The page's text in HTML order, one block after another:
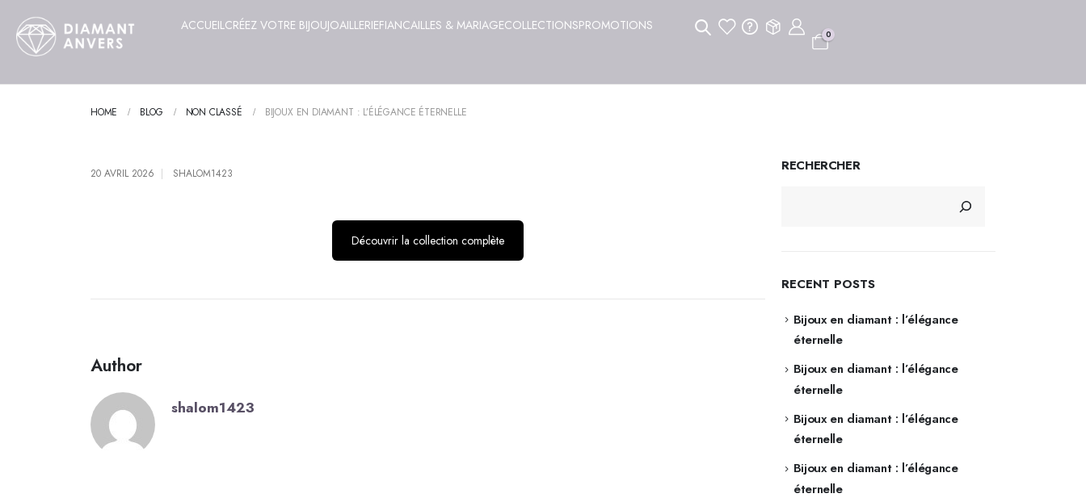
ACCUEILCRÉEZ VOTRE BIJOUJOAILLERIEFIANCAILLES & MARIAGECOLLECTIONSPROMOTIONS
0
HOME BLOG NON CLASSÉ BIJOUX EN DIAMANT : L’ÉLÉGANCE ÉTERNELLE
20 AVRIL 2026 SHALOM1423
Découvrir la collection complète
Author
shalom1423
RECHERCHER
RECENT POSTS
Bijoux en diamant : l’élégance
éternelle
Bijoux en diamant : l’élégance
éternelle
Bijoux en diamant : l’élégance
éternelle
Bijoux en diamant : l’élégance
éternelle